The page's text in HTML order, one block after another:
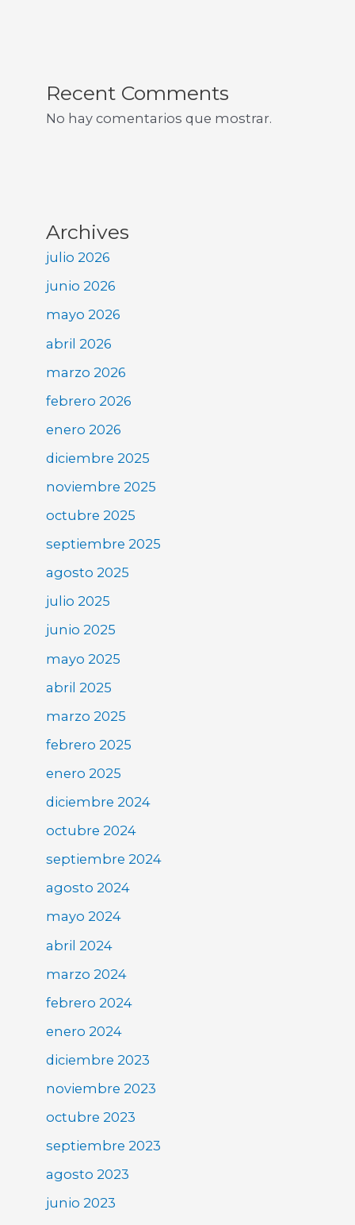
Recent Comments
No hay comentarios que mostrar.
Archives
julio 2026
junio 2026
mayo 2026
abril 2026
marzo 2026
febrero 2026
enero 2026
diciembre 2025
noviembre 2025
octubre 2025
septiembre 2025
agosto 2025
julio 2025
junio 2025
mayo 2025
abril 2025
marzo 2025
febrero 2025
enero 2025
diciembre 2024
octubre 2024
septiembre 2024
agosto 2024
mayo 2024
abril 2024
marzo 2024
febrero 2024
enero 2024
diciembre 2023
noviembre 2023
octubre 2023
septiembre 2023
agosto 2023
junio 2023